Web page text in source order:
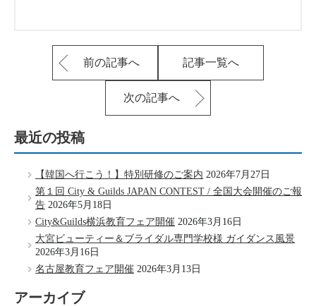
前の記事へ 記事一覧へ
次の記事へ
最近の投稿
【韓国へ行こう！】特別研修のご案内 2026年7月27日
第１回 City & Guilds JAPAN CONTEST / 全国大会開催のご報
告 2026年5月18日
City&Guilds横浜教育フェア開催 2026年3月16日
大宮ビューティー＆ブライダル専門学校様 ガイダンス風景
2026年3月16日
名古屋教育フェア開催 2026年3月13日
アーカイブ